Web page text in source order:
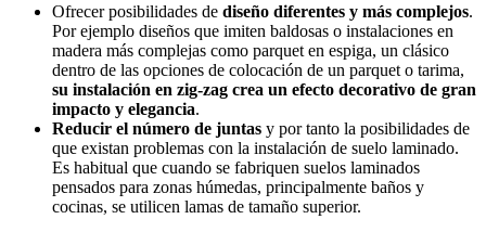
Ofrecer posibilidades de diseño diferentes y más complejos.
Por ejemplo diseños que imiten baldosas o instalaciones en
madera más complejas como parquet en espiga, un clásico
dentro de las opciones de colocación de un parquet o tarima,
su instalación en zig-zag crea un efecto decorativo de gran
impacto y elegancia.
Reducir el número de juntas y por tanto la posibilidades de
que existan problemas con la instalación de suelo laminado.
Es habitual que cuando se fabriquen suelos laminados
pensados para zonas húmedas, principalmente baños y
cocinas, se utilicen lamas de tamaño superior.